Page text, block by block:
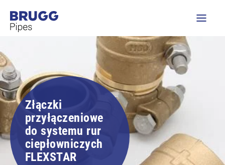
Złączki
przyłączeniowe
do systemu rur
ciepłowniczych
FLEXSTAR